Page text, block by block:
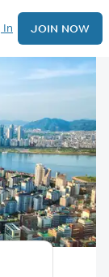
In JOIN NOW